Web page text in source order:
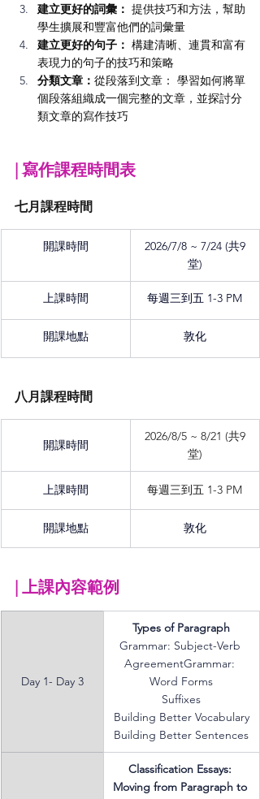
建立更好的詞彙： 提供技巧和方法，幫助
學生擴展和豐富他們的詞彙量
建立更好的句子： 構建清晰、連貫和富有
表現力的句子的技巧和策略
分類文章： 從段落到文章： 學習如何將單
個段落組織成一個完整的文章，並探討分
類文章的寫作技巧
| 寫作課程時間表
七月課程時間
開課時間
2026/7/8 ~ 7/24 (共9
堂)
上課時間 每週三到五 1-3 PM
開課地點 敦化
八月課程時間
開課時間
2026/8/5 ~ 8/21 (共9
堂)
上課時間 每週三到五 1-3 PM
開課地點 敦化
| 上課內容範例
Day 1- Day 3
Types of Paragraph
Grammar: Subject-Verb
AgreementGrammar:
Word Forms
Suffixes
Building Better Vocabulary
Building Better Sentences
Classification Essays:
Moving from Paragraph to